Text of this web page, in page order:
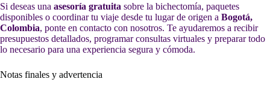
Si deseas una asesoría gratuita sobre la bichectomía, paquetes
disponibles o coordinar tu viaje desde tu lugar de origen a Bogotá,
Colombia, ponte en contacto con nosotros. Te ayudaremos a recibir
presupuestos detallados, programar consultas virtuales y preparar todo
lo necesario para una experiencia segura y cómoda.
Notas finales y advertencia